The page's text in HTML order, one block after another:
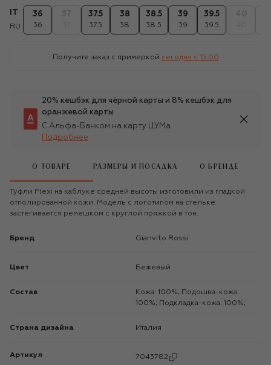
RU
36
36
37.5
37.5
38
38
38.5
38.5
39
39
39.5
39.5
Получите заказ с примеркой сегодня c 15:00
20% кешбэк для чёрной карты и 8% кешбэк для
оранжевой карты
С Альфа-Банком на карту ЦУМа
Подробнее
О ТОВАРЕ РАЗМЕРЫ И ПОСАДКА О БРЕНДЕ
Туфли Plexi на каблуке средней высоты изготовили из гладкой
отполированной кожи. Модель с логотипом на стельке
застегивается ремешком с круглой пряжкой в тон.
Бренд Gianvito Rossi
Цвет Бежевый
Состав
Кожа: 100%; Подошва-кожа:
100%; Подкладка-кожа: 100%;
Страна дизайна Италия
Артикул 7043782